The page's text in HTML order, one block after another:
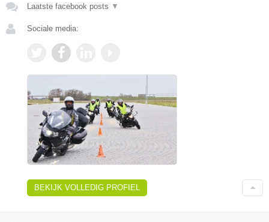
Laatste facebook posts ▼
Sociale media:
BEKIJK VOLLEDIG PROFIEL